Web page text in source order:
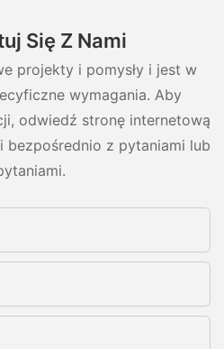
Się Z Nami
projekty i pomysły i jest w
wymagania. Aby
odwiedź stronę internetową
bezpośrednio z pytaniami lub